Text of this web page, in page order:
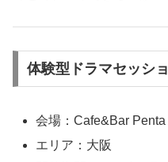
体験型ドラマセッシ
会場：Cafe&Bar Penta
エリア：大阪